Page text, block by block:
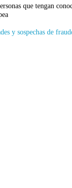
que tengan
y sospechas de